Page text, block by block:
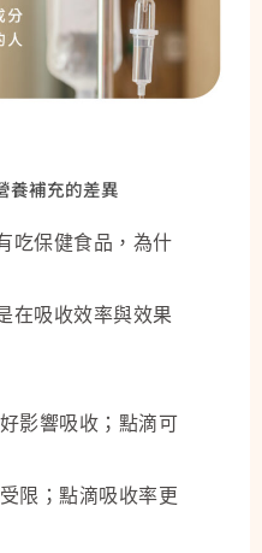
養補充的差異
吃保健食品，為什
在吸收效率與效果
影響吸收；點滴可
限；點滴吸收率更